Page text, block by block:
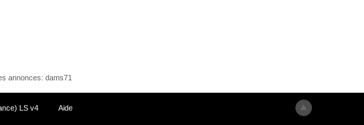
annonces: dams71
LS v4 Aide